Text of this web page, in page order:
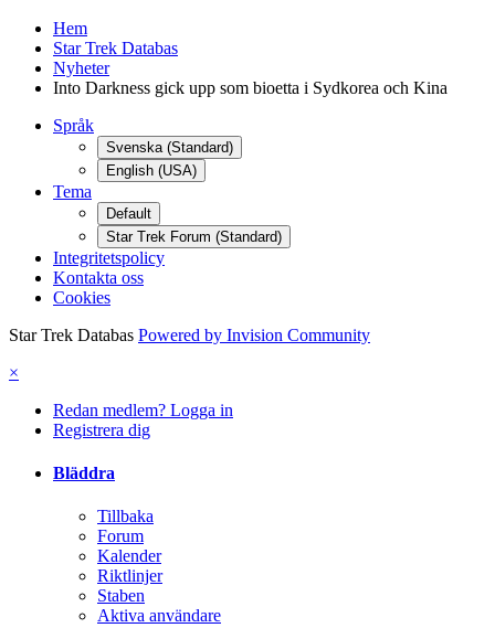
Hem
Star Trek Databas
Nyheter
Into Darkness gick upp som bioetta i Sydkorea och Kina
Språk
Svenska (Standard)
English (USA)
Tema
Default
Star Trek Forum (Standard)
Integritetspolicy
Kontakta oss
Cookies
Star Trek Databas Powered by Invision Community
×
Redan medlem? Logga in
Registrera dig
Bläddra
Tillbaka
Forum
Kalender
Riktlinjer
Staben
Aktiva användare